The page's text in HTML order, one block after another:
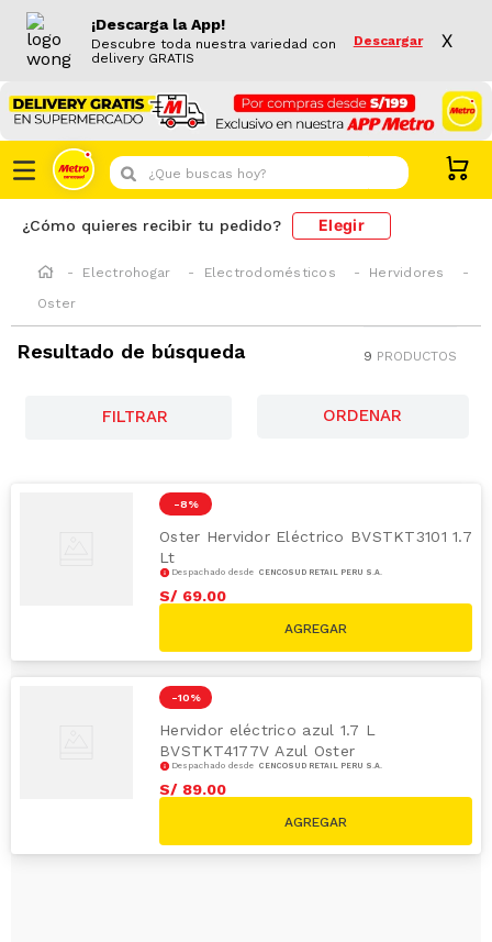
¡Descarga la App!
Descubre toda nuestra variedad con
delivery GRATIS
Descargar X
¿Que buscas hoy?
¿Cómo quieres recibir tu pedido? Elegir
Electrohogar Electrodomésticos
Hervidores
Oster
Resultado de búsqueda 9 PRODUCTOS
FILTRAR
-8 %
Oster Hervidor Eléctrico BVSTKT3101 1.7
Lt
Despachado desde CENCOSUD RETAIL PERÚ S.A.
S/ 69.00
-10 %
Hervidor eléctrico azul 1.7 L
BVSTKT4177V Azul Oster
Despachado desde CENCOSUD RETAIL PERÚ S.A.
S/ 89.00